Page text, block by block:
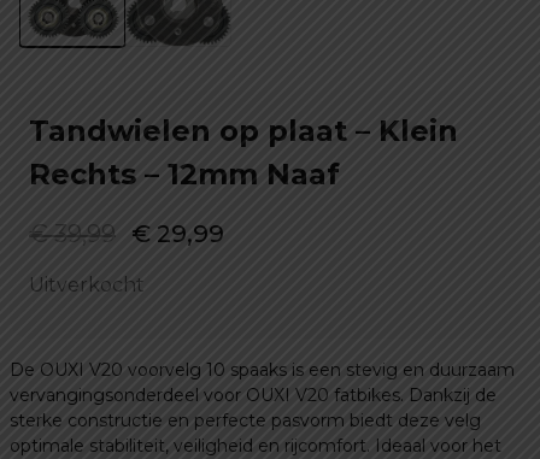
Tandwielen op plaat – Klein
Rechts – 12mm Naaf
€39,99 Oorspronkelijke
€ 29,99
Uitverkocht
De OUXI V20 voorvelg 10 spaaks is een stevig en duurzaam
vervangingsonderdeel voor OUXI V20 fatbikes. Dankzij de
sterke constructie en perfecte pasvorm biedt deze velg
optimale stabiliteit, veiligheid en rijcomfort. Ideaal voor het